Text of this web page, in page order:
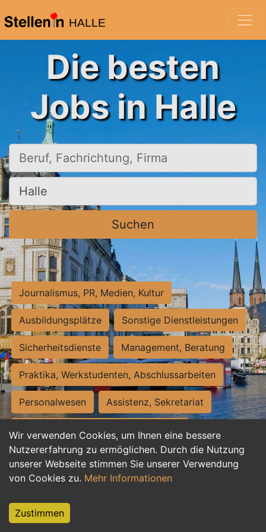
HALLE
Wir verwenden Cookies, um Ihnen eine bessere
Nutzererfahrung zu ermöglichen. Durch die Nutzung
unserer Webseite stimmen Sie unserer Verwendung
von Cookies zu. Mehr Informationen
Zustimmen
Die besten
Jobs in Halle
Beruf, Fachrichtung, Firma
Ort, Stadt
Suchen
Journalismus, PR, Medien, Kultur
Ausbildungsplätze Sonstige Dienstleistungen
Sicherheitsdienste Management, Beratung
Praktika, Werkstudenten, Abschlussarbeiten
Personalwesen Assistenz, Sekretariat
Hilfskräfte, Aushilfs- und Nebenjobs
Einkauf, Logistik, Materialwirtschaft
Weiterbildung, Studium, duale Ausbildung
Tourismus